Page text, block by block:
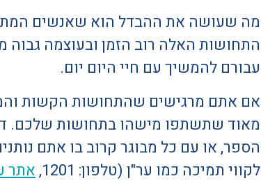
מה שעושה את ההבדל הוא שאנשים
התחושות האלה רוב הזמן ובעוצמה
עבורם להמשיך עם חיי היום יום.
אם אתם מרגישים שהתחושות הקשות
מאוד שתשתפו מישהו בתחושות שלכם.
הספר, או עם כל מבוגר קרוב בו אתם
לקווי תמיכה כמו ער"ן (טלפון: 1201,
אתר